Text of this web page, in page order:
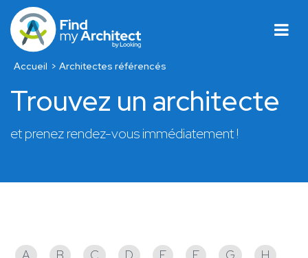
Accueil Architectes référencés
Trouvez un architecte
et prenez rendez-vous immédiatement !